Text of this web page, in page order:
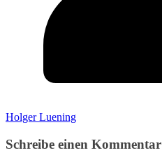
Holger Luening
Schreibe einen Kommentar